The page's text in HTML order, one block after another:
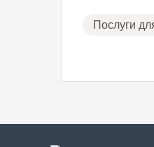
Послуги